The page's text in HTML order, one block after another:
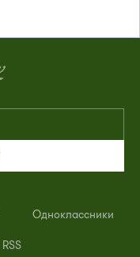
Одноклассники
RSS